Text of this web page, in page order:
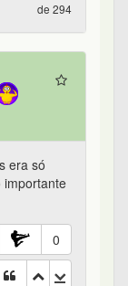
de 294
era só
importante
0